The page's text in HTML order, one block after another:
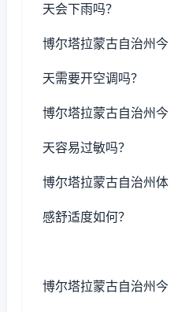
天会下雨吗？
博尔塔拉蒙古自治州今
天需要开空调吗？
博尔塔拉蒙古自治州今
天容易过敏吗？
博尔塔拉蒙古自治州体
感舒适度如何？
博尔塔拉蒙古自治州今